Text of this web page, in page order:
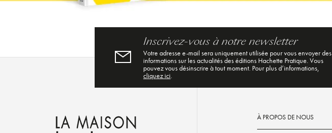
Inscrivez-vous à notre newsletter
Votre adresse e-mail sera uniquement utilisée pour vous envoyer des
informations sur les actualités des éditions Hachette Pratique. Vous
pouvez vous désinscrire à tout moment. Pour plus d’informations,
cliquez ici
À PROPOS DE NOUS